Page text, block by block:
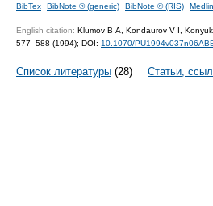
BibTex BibNote ® (generic) BibNote ® (RIS)
English citation: Klumov B A, Kondaurov V I,
577–588 (1994); DOI: 10.1070/
Список литературы (28) Статьи,